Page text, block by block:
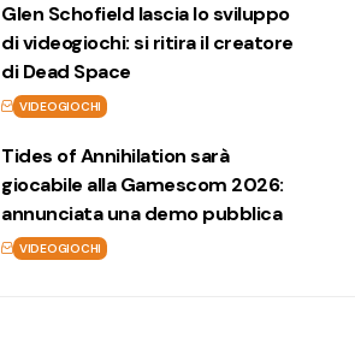
Glen Schofield lascia lo sviluppo
di videogiochi: si ritira il creatore
di Dead Space
VIDEOGIOCHI
Tides of Annihilation sarà
giocabile alla Gamescom 2026:
annunciata una demo pubblica
VIDEOGIOCHI